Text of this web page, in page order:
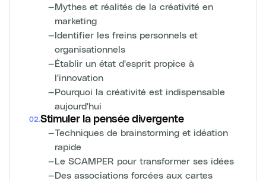
—Mythes et réalités de la créativité en
marketing
—Identifier les freins personnels et
organisationnels
—Établir un état d'esprit propice à
l'innovation
—Pourquoi la créativité est indispensable
aujourd'hui
02.Stimuler la pensée divergente
—Techniques de brainstorming et idéation
rapide
—Le SCAMPER pour transformer ses idées
—Des associations forcées aux cartes